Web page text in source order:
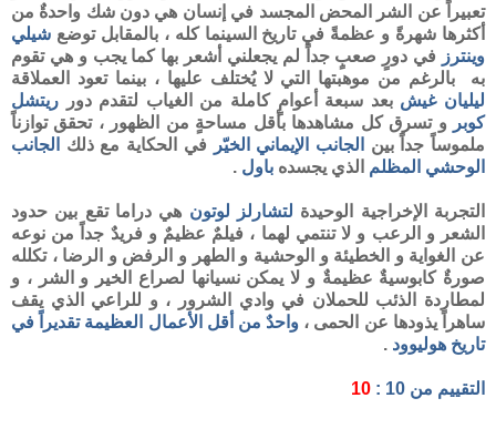
تعبيراً عن الشر المحض المجسد في إنسان هي دون شك واحدةٌ من
أكثرها شهرةً و عظمةً في تاريخ السينما كله ، بالمقابل توضع شيلي
وينترز
في دورٍ صعبٍ جداً لم يجعلني أشعر بها كما يجب و هي تقوم
به بالرغم من موهبتها التي لا يُختلف عليها ، بينما تعود العملاقة
ليليان غيش بعد سبعة أعوامٍ كاملة من الغياب لتقدم دور ريتشل
كوبر
و تسرق كل مشاهدها بأقل مساحةٍ من الظهور ، تحقق توازناً
ملموساً جداً بين
الجانب الإيماني الخيّر في الحكاية مع ذلك
الجانب
الوحشي المظلم الذي يجسده باول .
التجربة الإخراجية الوحيدة لتشارلز لوتون هي دراما تقع بين حدود
الشعر و الرعب و لا تنتمي لهما ، فيلمٌ عظيمٌ و فريدٌ جداً من نوعه
عن الغواية و الخطيئة و الوحشية و الطهر و الرفض و الرضا ، تكلله
صورةٌ كابوسيةٌ عظيمةٌ و لا يمكن نسيانها لصراع الخير و الشر ، و
لمطاردة الذئب للحملان في وادي الشرور ، و للراعي الذي يقف
ساهراً يذودها عن الحمى ، واحدٌ من أقل الأعمال العظيمة تقديراً في
تاريخ هوليوود .
التقييم من 10 : 10